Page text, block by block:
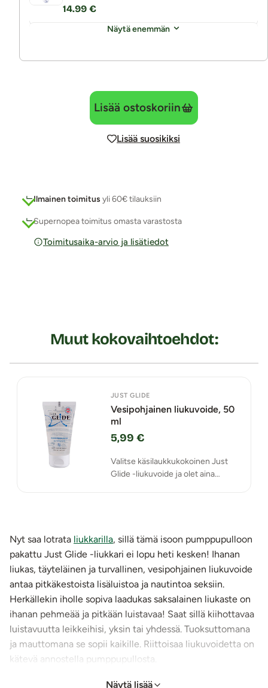
14.99 €
Näytä enemmän
Lisää ostoskoriin
Lisää suosikiksi
Ilmainen toimitus yli 60€ tilauksiin
Supernopea toimitus omasta varastosta
Toimitusaika-arvio ja lisätiedot
Muut kokovaihtoehdot:
JUST GLIDE
Vesipohjainen liukuvoide, 50
ml
5,99 €
Valitse käsilaukkukokoinen Just
Glide -liukuvoide ja olet aina
Nyt saa lotrata liukkarilla, sillä tämä isoon pumppupulloon
pakattu Just Glide -liukkari ei lopu heti kesken! Ihanan
liukas, täyteläinen ja turvallinen, vesipohjainen liukuvoide
antaa pitkäkestoista lisäluistoa ja nautintoa seksiin.
Herkällekin iholle sopiva laadukas saksalainen liukaste on
ihanan pehmeää ja pitkään luistavaa! Saat sillä kiihottavaa
luistavuutta leikkeihisi, yksin tai yhdessä. Tuoksuttomana
ja mauttomana se sopii kaikille. Riittoisaa liukuvoidetta on
kätevä annostella pumppupullosta.
Näytä lisää